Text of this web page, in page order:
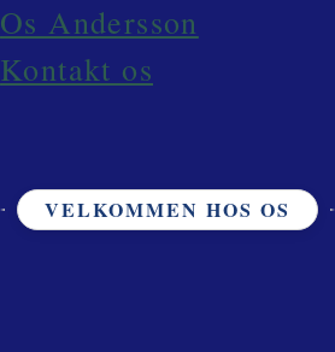
Os Andersson
Kontakt os
VELKOMMEN HOS OS